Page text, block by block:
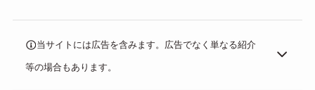
当サイトには広告を含みます。広告でなく単なる紹介
等の場合もあります。